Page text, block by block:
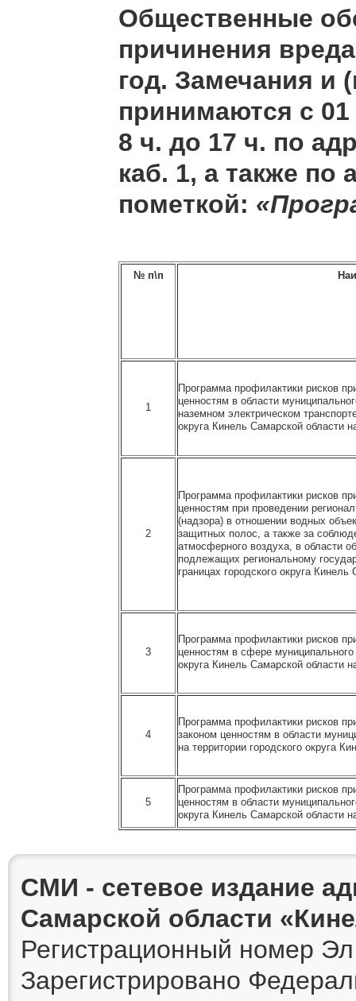
Общественные
причинения
год. Замечания и
принимаются с 01
8 ч. до 17 ч. по
каб. 1, а также по
пометкой:
№ п\п
1
Программа профилактики рисков
ценностям в области
наземном электрическом
округа Кинель Самарской области
2
Программа профилактики рисков
ценностям при проведении
(надзора) в отношении водных
защитных полос, а также за
атмосферного воздуха, в области
подлежащих региональному
границах городского округа
3
Программа профилактики рисков
ценностям в сфере муниципального
округа Кинель Самарской области
4
Программа профилактики рисков
законом ценностям в области
на территории городского округа
5
Программа профилактики рисков
ценностям в области
округа Кинель Самарской области
СМИ - сетевое издание
Самарской области
Регистрационный номер
Зарегистрировано